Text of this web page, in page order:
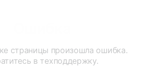
страницы произошла ошибка.
в техподдержку.